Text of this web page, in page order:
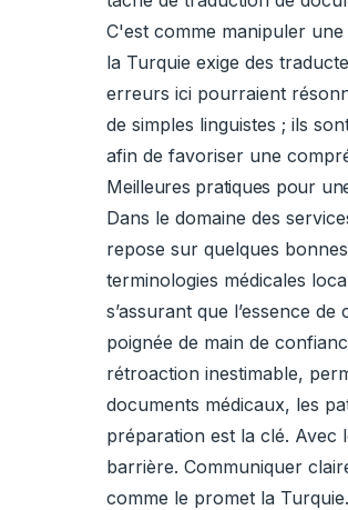
C'est comme manipuler
la Turquie exige des
erreurs ici pourraient
de simples linguistes ; ils
afin de favoriser une
Meilleures pratiques pour
Dans le domaine des
repose sur quelques
terminologies médicales
s’assurant que l’essence
poignée de main de
rétroaction inestimable,
documents médicaux, les
préparation est la clé. Avec
barrière. Communiquer
comme le promet la